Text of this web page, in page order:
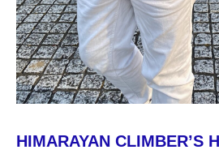
HIMARAYAN CLIMBER’S